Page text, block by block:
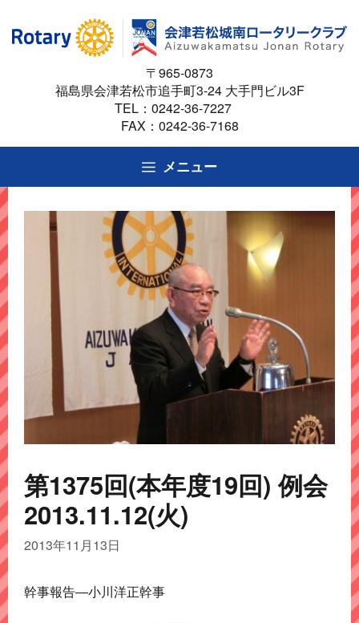
ス
ッ
プ
〒965-0873
福島県会津若松市追手町3-24 大手門ビル3F
TEL： 0242-36-7227
FAX：0242-36-7168
メニュー
第1375回(本年度19回) 例会
2013.11.12(火)
2013年11月13日
幹事報告―小川洋正幹事